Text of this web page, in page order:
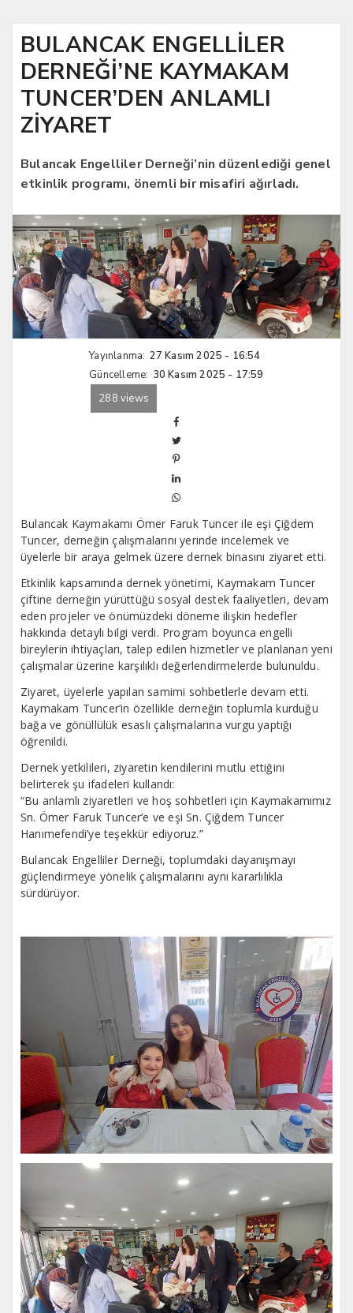
BULANCAK ENGELLİLER
DERNEĞİ’NE KAYMAKAM
TUNCER’DEN ANLAMLI
ZİYARET
Bulancak Engelliler Derneği’nin düzenlediği genel
etkinlik programı, önemli bir misafiri ağırladı.
Yayınlanma: 27 Kasım 2025 - 16:54
Güncelleme: 30 Kasım 2025 - 17:59
288 views
Bulancak Kaymakamı Ömer Faruk Tuncer ile eşi Çiğdem
Tuncer, derneğin çalışmalarını yerinde incelemek ve
üyelerle bir araya gelmek üzere dernek binasını ziyaret etti.
Etkinlik kapsamında dernek yönetimi, Kaymakam Tuncer
çiftine derneğin yürüttüğü sosyal destek faaliyetleri, devam
eden projeler ve önümüzdeki döneme ilişkin hedefler
hakkında detaylı bilgi verdi. Program boyunca engelli
bireylerin ihtiyaçları, talep edilen hizmetler ve planlanan yeni
çalışmalar üzerine karşılıklı değerlendirmelerde bulunuldu.
Ziyaret, üyelerle yapılan samimi sohbetlerle devam etti.
Kaymakam Tuncer’in özellikle derneğin toplumla kurduğu
bağa ve gönüllülük esaslı çalışmalarına vurgu yaptığı
öğrenildi.
Dernek yetkilileri, ziyaretin kendilerini mutlu ettiğini
belirterek şu ifadeleri kullandı:
“Bu anlamlı ziyaretleri ve hoş sohbetleri için Kaymakamımız
Sn. Ömer Faruk Tuncer’e ve eşi Sn. Çiğdem Tuncer
Hanımefendi’ye teşekkür ediyoruz.”
Bulancak Engelliler Derneği, toplumdaki dayanışmayı
güçlendirmeye yönelik çalışmalarını aynı kararlılıkla
sürdürüyor.